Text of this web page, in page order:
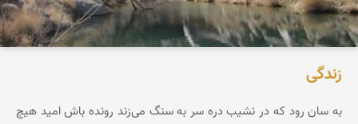
زندگی
به سان رود که در نشیب دره سر به سنگ می‌زند رونده باش امید هیچ